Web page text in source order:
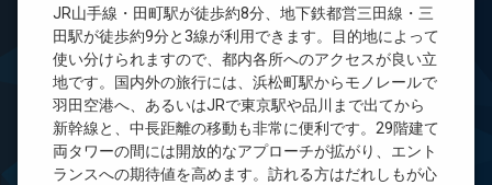
JR山手線・田町駅が徒歩約8分、地下鉄都営三田線・三
田駅が徒歩約9分と3線が利用できます。目的地によって
使い分けられますので、都内各所へのアクセスが良い立
地です。国内外の旅行には、浜松町駅からモノレールで
羽田空港へ、あるいはJRで東京駅や品川まで出てから
新幹線と、中長距離の移動も非常に便利です。29階建て
両タワーの間には開放的なアプローチが拡がり、エント
ランスへの期待値を高めます。訪れる方はだれしもが心